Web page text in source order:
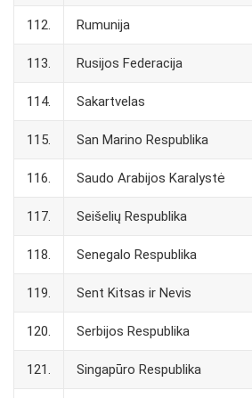
112. Rumunija
113. Rusijos Federacija
114. Sakartvelas
115. San Marino Respublika
116. Saudo Arabijos Karalystė
117. Seišelių Respublika
118. Senegalo Respublika
119. Sent Kitsas ir Nevis
120. Serbijos Respublika
121. Singapūro Respublika